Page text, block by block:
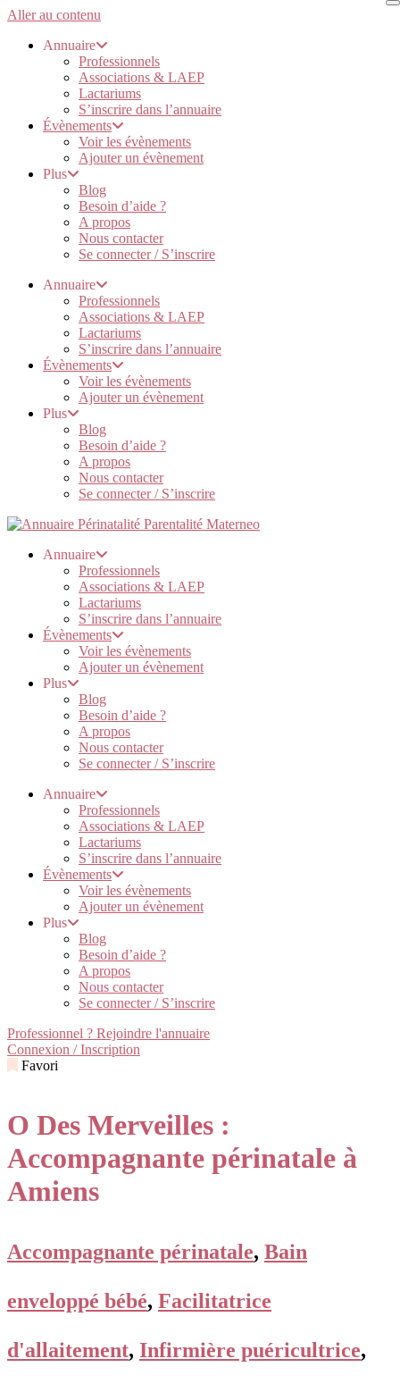
Aller au contenu
Annuaire
Professionnels
Associations & LAEP
Lactariums
S’inscrire dans l’annuaire
Évènements
Voir les évènements
Ajouter un évènement
Plus
Blog
Besoin d’aide ?
A propos
Nous contacter
Se connecter / S’inscrire
Annuaire
Professionnels
Associations & LAEP
Lactariums
S’inscrire dans l’annuaire
Évènements
Voir les évènements
Ajouter un évènement
Plus
Blog
Besoin d’aide ?
A propos
Nous contacter
Se connecter / S’inscrire
Annuaire
Professionnels
Associations & LAEP
Lactariums
S’inscrire dans l’annuaire
Évènements
Voir les évènements
Ajouter un évènement
Plus
Blog
Besoin d’aide ?
A propos
Nous contacter
Se connecter / S’inscrire
Annuaire
Professionnels
Associations & LAEP
Lactariums
S’inscrire dans l’annuaire
Évènements
Voir les évènements
Ajouter un évènement
Plus
Blog
Besoin d’aide ?
A propos
Nous contacter
Se connecter / S’inscrire
Professionnel ? Rejoindre l'annuaire
Connexion / Inscription
Favori
O Des Merveilles :
Accompagnante périnatale à
Amiens
Accompagnante périnatale, Bain
enveloppé bébé, Facilitatrice
d'allaitement, Infirmière puéricultrice,